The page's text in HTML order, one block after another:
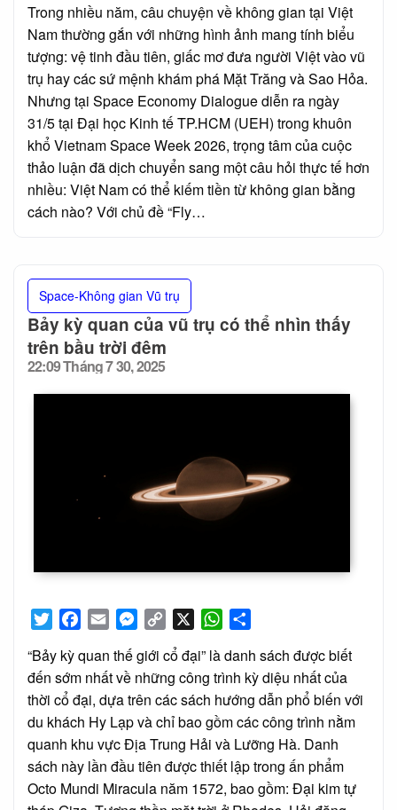
Trong nhiều năm, câu chuyện về không gian tại Việt
Nam thường gắn với những hình ảnh mang tính biểu
tượng: vệ tinh đầu tiên, giấc mơ đưa người Việt vào vũ
trụ hay các sứ mệnh khám phá Mặt Trăng và Sao Hỏa.
Nhưng tại Space Economy Dialogue diễn ra ngày
31/5 tại Đại học Kinh tế TP.HCM (UEH) trong khuôn
khổ Vietnam Space Week 2026, trọng tâm của cuộc
thảo luận đã dịch chuyển sang một câu hỏi thực tế hơn
nhiều: Việt Nam có thể kiếm tiền từ không gian bằng
cách nào? Với chủ đề “Fly…
TwitterFacebook
Email Messenger
Copy
WhatsApp
“Bảy kỳ quan thế giới cổ đại” là danh sách được biết
đến sớm nhất về những công trình kỳ diệu nhất của
thời cổ đại, dựa trên các sách hướng dẫn phổ biến với
du khách Hy Lạp và chỉ bao gồm các công trình nằm
quanh khu vực Địa Trung Hải và Lưỡng Hà. Danh
sách này lần đầu tiên được thiết lập trong ấn phẩm
Octo Mundi Miracula năm 1572, bao gồm: Đại kim tự
Space-Không gian Vũ trụ
Bảy kỳ quan của vũ trụ có thể nhìn thấy
trên bầu trời đêm
Posted
on
22:09 Tháng 7 30, 2025